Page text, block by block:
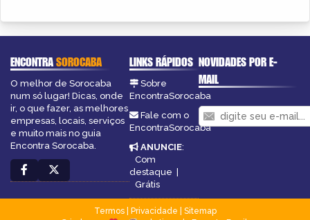
ENCONTRASOROCABA
O melhor de Sorocaba
num só lugar! Dicas, onde
ir, o que fazer, as melhores
empresas, locais, serviços
e muito mais no guia
Encontra Sorocaba.
LINKS RÁPIDOS
Sobre
EncontraSorocaba
Fale com o
EncontraSorocaba
ANUNCIE:
Com
destaque |
Grátis
NOVIDADES POR E-
MAIL
Termos| Privacidade
Sitemap